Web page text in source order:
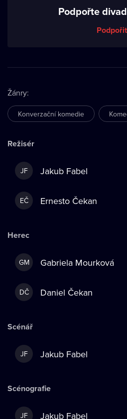
Podpořte
Podpořit
Žánry:
Konverzační komedie
Režisér
JF Jakub Fabel
EČ Ernesto Čekan
Herec
GM Gabriela Mourková
DČ Daniel Čekan
Scénář
JF Jakub Fabel
Scénografie
JF Jakub Fabel